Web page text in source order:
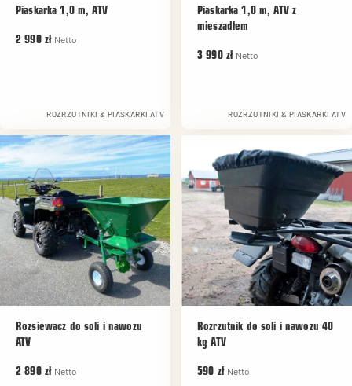
Piaskarka 1,0 m, ATV
2 990 zł Netto
ROZRZUTNIKI & PIASKARKI ATV
Piaskarka 1,0 m, ATV z
mieszadłem
3 990 zł Netto
ROZRZUTNIKI & PIASKARKI ATV
Rozsiewacz do soli i nawozu
ATV
2 890 zł Netto
Rozrzutnik do soli i nawozu 40
kg ATV
590 zł Netto